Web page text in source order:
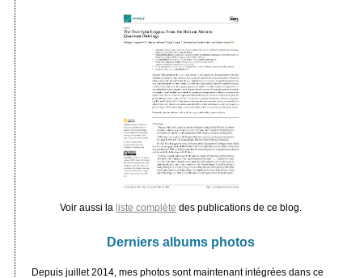
Voir aussi la liste complète des publications de ce blog.
Derniers albums photos
Depuis juillet 2014, mes photos sont maintenant intégrées dans ce